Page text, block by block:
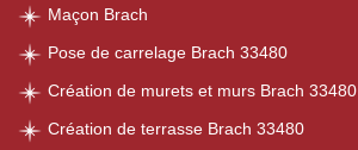
Maçon Brach
Pose de carrelage Brach 33480
Création de murets et murs Brach 33480
Création de terrasse Brach 33480